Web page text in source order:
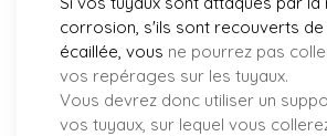
corrosion, s'ils sont recouverts de
écaillée, vous ne pourrez pas
vos repérages sur les tuyaux.
Vous devrez donc utiliser un
vos tuyaux, sur lequel vous